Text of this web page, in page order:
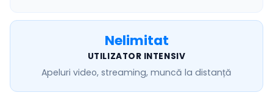
Nelimitat
UTILIZATOR INTENSIV
Apeluri video, streaming, muncă la distanță